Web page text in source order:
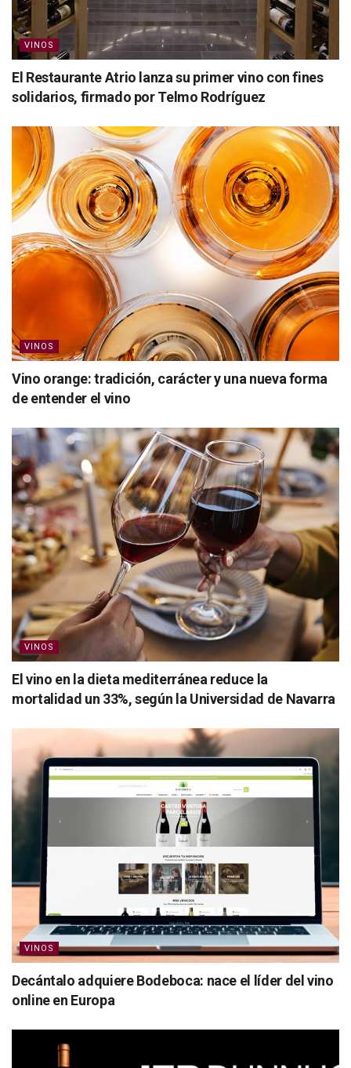
VINOS
El Restaurante Atrio lanza su primer vino con fines
solidarios, firmado por Telmo Rodríguez
VINOS
Vino orange: tradición, carácter y una nueva forma
de entender el vino
VINOS
El vino en la dieta mediterránea reduce la
mortalidad un 33%, según la Universidad de Navarra
VINOS
Decántalo adquiere Bodeboca: nace el líder del vino
online en Europa